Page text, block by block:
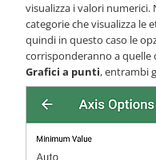
visualizza i valori numerici.
categorie che visualizza le
quindi in questo caso le
corrisponderanno a quelle
Grafici a punti, entrambi